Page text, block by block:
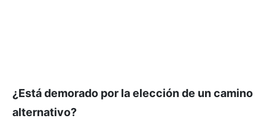
¿Está demorado por la elección de un camino
alternativo?